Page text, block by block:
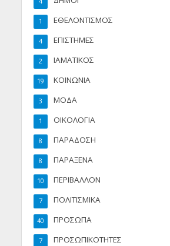
ΕΘΕΛΟΝΤΙΣΜΟΣ
1
ΕΠΙΣΤΗΜΕΣ
4
ΙΑΜΑΤΙΚΟΣ
2
ΚΟΙΝΩΝΙΑ
19
ΜΟΔΑ
3
ΟΙΚΟΛΟΓΙΑ
1
ΠΑΡΑΔΟΣΗ
8
ΠΑΡΑΞΕΝΑ
8
ΠΕΡΙΒΑΛΛΟΝ
10
ΠΟΛΙΤΙΣΜΙΚΑ
7
ΠΡΟΣΩΠΑ
40
ΠΡΟΣΩΠΙΚΟΤΗΤΕΣ
7